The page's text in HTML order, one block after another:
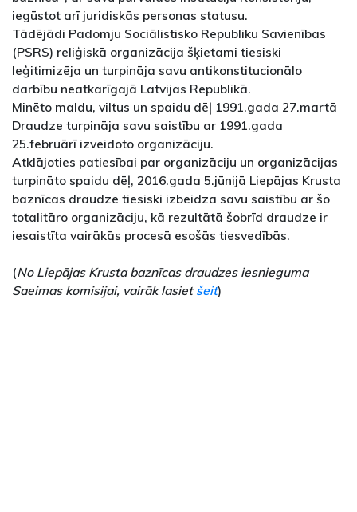
iegūstot arī juridiskās personas statusu.
Tādējādi Padomju Sociālistisko Republiku Savienības
(PSRS) reliģiskā organizācija šķietami tiesiski
leģitimizēja un turpināja savu antikonstitucionālo
darbību neatkarīgajā Latvijas Republikā.
Minēto maldu, viltus un spaidu dēļ 1991.gada 27.martā
Draudze turpināja savu saistību ar 1991.gada
25.februārī izveidoto organizāciju.
Atklājoties patiesībai par organizāciju un organizācijas
turpināto spaidu dēļ, 2016.gada 5.jūnijā Liepājas Krusta
baznīcas draudze tiesiski izbeidza savu saistību ar šo
totalitāro organizāciju, kā rezultātā šobrīd draudze ir
iesaistīta vairākās procesā esošās tiesvedībās.
(No Liepājas Krusta baznīcas draudzes iesnieguma
Saeimas komisijai, vairāk lasietšeit)